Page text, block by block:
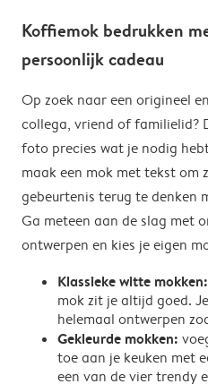
Koffiemok bedrukken
persoonlijk cadeau
Op zoek naar een origineel
collega, vriend of familielid?
foto precies wat je nodig
maak een mok met tekst om
gebeurtenis terug te denken
Ga meteen aan de slag met
ontwerpen en kies je eigen
Klassieke witte mokken:
mok zit je altijd goed.
helemaal ontwerpen
Gekleurde mokken:
toe aan je keuken met
een van de vier trendy